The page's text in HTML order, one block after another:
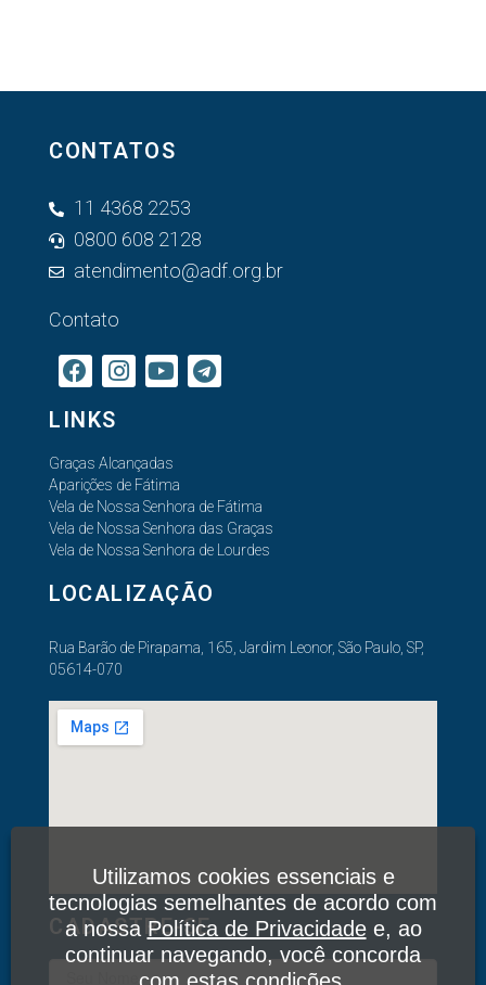
CONTATOS
11 4368 2253
0800 608 2128
atendimento@adf.org.br
Contato
LINKS
Graças Alcançadas
Aparições de Fátima
Vela de Nossa Senhora de Fátima
Vela de Nossa Senhora das Graças
Vela de Nossa Senhora de Lourdes
LOCALIZAÇÃO
Rua Barão de Pirapama, 165, Jardim Leonor, São Paulo, SP,
05614-070
CADASTRE-SE
Utilizamos cookies essenciais e
tecnologias semelhantes de acordo com
a nossaPolítica de Privacidadee, ao
continuar navegando, você concorda